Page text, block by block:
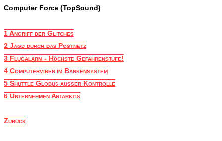
Computer Force (TopSound)
1 Angriff der Glitches
2 Jagd durch das Postnetz
3 Flugalarm - Höchste Gefahrenstufe!
4 Computerviren im Bankensystem
5 Shuttle Globus außer Kontrolle
6 Unternehmen Antarktis
Zurück